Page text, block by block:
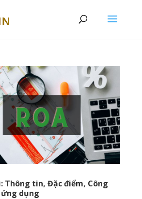
Thông tin, Đặc điểm, Công
ứng dụng